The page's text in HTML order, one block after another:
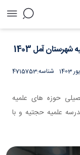
های علمیه
آمل 1403
4715753شناسه:
حوزه های علمیه
شهریورماه در مدرسه علمیه حجتیه و با